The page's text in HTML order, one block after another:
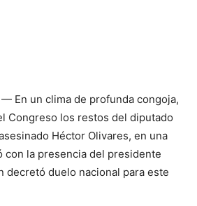
— En un clima de profunda congoja,
Congreso los restos del diputado
Héctor Olivares, en una
con la presencia del presidente
decretó duelo nacional para este